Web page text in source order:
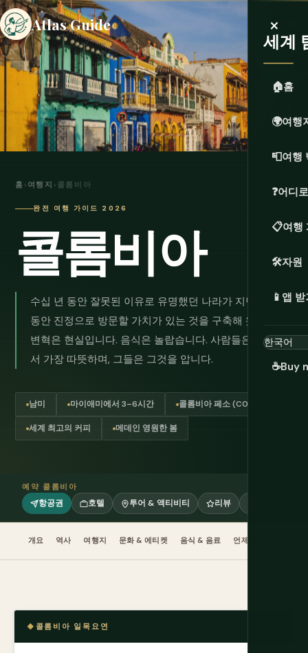
Atlas Guide ×
세계
🏠홈
🌍여행
📮여행
❓어디
📋여행
🛠️자원
📱 앱 받
☕Buy
홈 › 여행지 › 콜롬비아
완전 여행 가이드 2026
콜롬비아
수십 년 동안 잘못된 이유로 유명했던 나라가 지난 20년
동안 진정으로 방문할 가치가 있는 것을 구축해 왔습니다.
변혁은 현실입니다. 음식은 놀랍습니다. 사람들은 남미에
서 가장 따뜻하며, 그들은 그것을 압니다.
남미 마이애미에서 3–6시간 콜롬비아 페소 (COP)
세계 최고의 커피 메데인 영원한 봄
예약 콜롬비아
항공권 호텔 투어 & 액티비티 리뷰
개요 역사 여행지 문화 & 에티켓 음식 & 음료 언제 갈까
콜롬비아 일목요연